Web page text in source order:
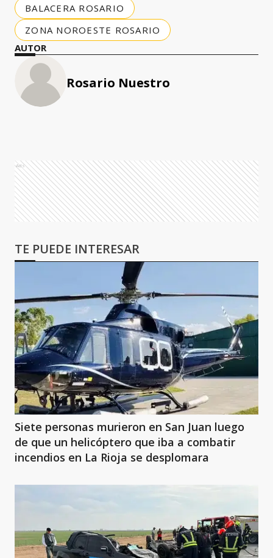
BALACERA ROSARIO
ZONA NOROESTE ROSARIO
AUTOR
Rosario Nuestro
Ads
TE PUEDE INTERESAR
Siete personas murieron en San Juan luego
de que un helicóptero que iba a combatir
incendios en La Rioja se desplomara